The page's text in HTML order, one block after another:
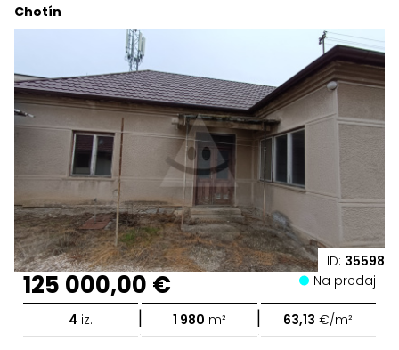
ID: 35598
Chotín
125 000,00 € Na predaj
4 iz. | 1 980 m² | 63,13 €/m²